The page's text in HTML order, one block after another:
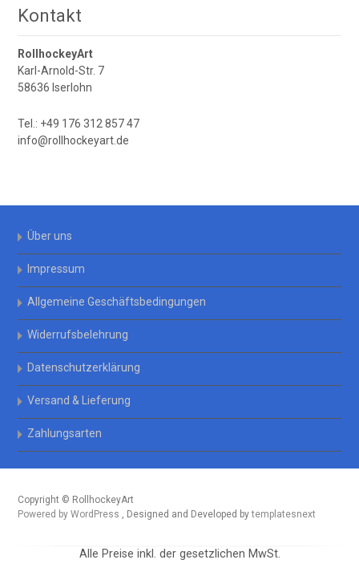
Kontakt
RollhockeyArt
Karl-Arnold-Str. 7
58636 Iserlohn
Tel.: +49 176 312 857 47
info@rollhockeyart.de
Über uns
Impressum
Allgemeine Geschäftsbedingungen
Widerrufsbelehrung
Datenschutzerklärung
Versand & Lieferung
Zahlungsarten
Copyright © RollhockeyArt
Powered by WordPress
, Designed and Developed bytemplatesnext
Alle Preise inkl. der gesetzlichen MwSt.